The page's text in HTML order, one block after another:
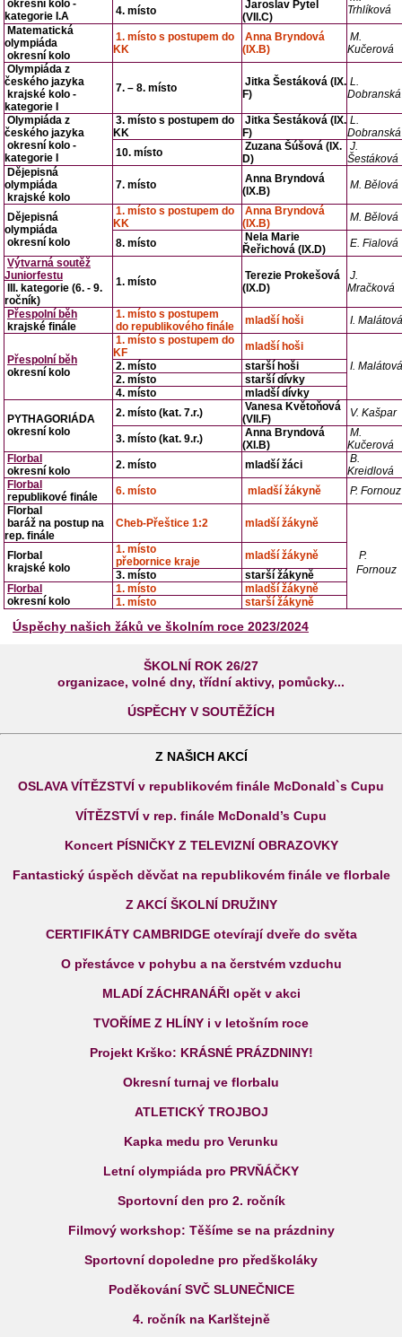
okresní kolo -
kategorie I.A
Trhlíková
4. místo
Jaroslav Pytel
(VII.C)
Matematická
olympiáda
okresní kolo
1. místo s postupem do
KK
Anna Bryndová
(IX.B)
M.
Kučerová
Olympiáda z
českého jazyka
krajské kolo -
kategorie I
7. – 8. místo
Jitka Šestáková (IX.
F)
L.
Dobranská
Olympiáda z
českého jazyka
okresní kolo -
kategorie I
3. místo s postupem do
KK
Jitka Šestáková (IX.
F)
L.
Dobranská
10. místo
Zuzana Šúšová (IX.
D)
J.
Šestáková
Dějepisná
olympiáda
krajské kolo
7. místo
Anna Bryndová
(IX.B)
M. Bělová
Dějepisná
olympiáda
okresní kolo
1. místo s postupem do
KK
Anna Bryndová
(IX.B)
M. Bělová
8. místo
Nela Marie
Řeřichová (IX.D)
E. Fialová
Výtvarná soutěž
Juniorfestu
III. kategorie (6. - 9.
ročník)
1. místo
Terezie Prokešová
(IX.D)
J.
Mračková
Přespolní běh
krajské finále
1. místo s postupem
do republikového finále
mladší hoši I. Malátová
Přespolní běh
okresní kolo
1. místo s postupem do
KF
mladší hoši
I. Malátová
2. místo
starší hoši
2. místo
starší dívky
4. místo
mladší dívky
PYTHAGORIÁDA
okresní kolo
2. místo (kat. 7.r.)
Vanesa Květoňová
(VII.F)
V. Kašpar
3. místo (kat. 9.r.)
Anna Bryndová
(XI.B)
M.
Kučerová
Florbal
okresní kolo
2. místo mladší žáci
B.
Kreidlová
Florbal
republikové finále
6. místo mladší žákyně
P. Fornouz
Florbal
baráž na postup na
rep. finále
Cheb-Přeštice 1:2 mladší žákyně
P.
Fornouz
Florbal
krajské kolo
1. místo
přebornice kraje
mladší žákyně
3. místo
starší žákyně
Florbal
okresní kolo
1. místo
mladší žákyně
1. místo
starší žákyně
Úspěchy našich žáků ve školním roce 2023/2024
ŠKOLNÍ ROK 26/27
organizace, volné dny, třídní aktivy, pomůcky...
ÚSPĚCHY V SOUTĚŽÍCH
Z NAŠICH AKCÍ
OSLAVA VÍTĚZSTVÍ v republikovém finále McDonald`s Cupu
VÍTĚZSTVÍ v rep. finále McDonald’s Cupu
Koncert PÍSNIČKY Z TELEVIZNÍ OBRAZOVKY
Fantastický úspěch děvčat na republikovém finále ve florbale
Z AKCÍ ŠKOLNÍ DRUŽINY
CERTIFIKÁTY CAMBRIDGE otevírají dveře do světa
O přestávce v pohybu a na čerstvém vzduchu
MLADÍ ZÁCHRANÁŘI opět v akci
TVOŘÍME Z HLÍNY i v letošním roce
Projekt Krško: KRÁSNÉ PRÁZDNINY!
Okresní turnaj ve florbalu
ATLETICKÝ TROJBOJ
Kapka medu pro Verunku
Letní olympiáda pro PRVŇÁČKY
Sportovní den pro 2. ročník
Filmový workshop: Těšíme se na prázdniny
Sportovní dopoledne pro předškoláky
Poděkování SVČ SLUNEČNICE
4. ročník na Karlštejně